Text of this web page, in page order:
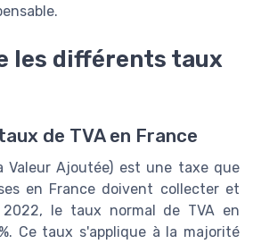
les différents taux
de TVA en France
Valeur Ajoutée) est une taxe que
en France doivent collecter et
le taux normal de TVA en
Ce taux s'applique à la majorité